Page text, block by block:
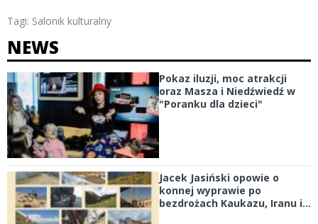
Tagi: Salonik kulturalny
NEWS
Pokaz iluzji, moc atrakcji
oraz Masza i Niedźwiedź w
"Poranku dla dzieci"
Jacek Jasiński opowie o
konnej wyprawie po
bezdrożach Kaukazu, Iranu i...